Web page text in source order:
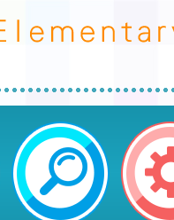
學年度教育
孩子的優勢，
鎮區新勢國民